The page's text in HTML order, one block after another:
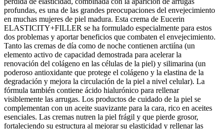
profundas, es una de las grandes preocupaciones del envejecimiento
en muchas mujeres de piel madura. Esta crema de Eucerin
ELASTICITY+FILLER se ha formulado especialmente para estos
dos problemas y aportar beneficios que combaten el envejecimiento.
Tanto las cremas de día como de noche contienen arctiína (un
elemento activo de capacidad demostrada para acelerar la
renovación del colágeno en las células de la piel) y silimarina (un
poderoso antioxidante que protege el colágeno y la elastina de la
degradación y mejora la circulación de la piel a nivel celular). La
fórmula también contiene ácido hialurónico para rellenar
visiblemente las arrugas. Los productos de cuidado de la piel se
complementan con un aceite suavizante para la cara, rico en aceites
esenciales. Las cremas nutren la piel frágil y que pierde grosor,
fortaleciendo su estructura al mejorar su elasticidad y rellenar las